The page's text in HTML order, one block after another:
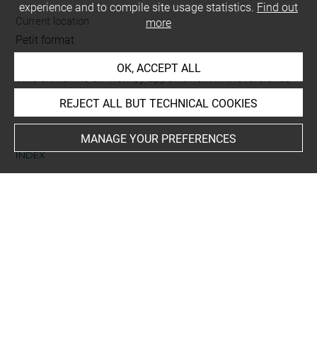
Current location
Petit format
This artwork is on view by appointment in the reference
room for prints and drawings
INDEX
experience and to compile site usage statistics. Find out
more
OK, ACCEPT ALL
REJECT ALL BUT TECHNICAL COOKIES
MANAGE YOUR PREFERENCES